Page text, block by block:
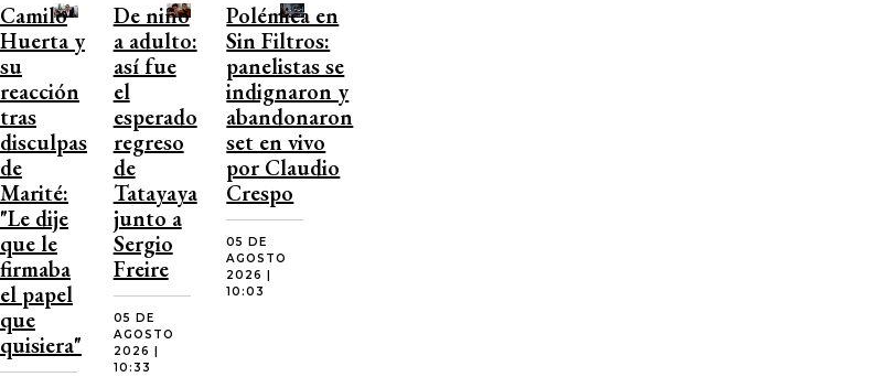
Camilo
Huerta y
su
reacción
tras
disculpas
de
Marité:
"Le dije
que le
firmaba
el papel
que
quisiera"
De niño
a adulto:
así fue
el
esperado
regreso
de
Tatayaya
junto a
Sergio
Freire
05 DE
AGOSTO
2026 |
10:33
Polémica en
Sin Filtros:
panelistas se
indignaron y
abandonaron
set en vivo
por Claudio
Crespo
05 DE
AGOSTO
2026 |
10:03